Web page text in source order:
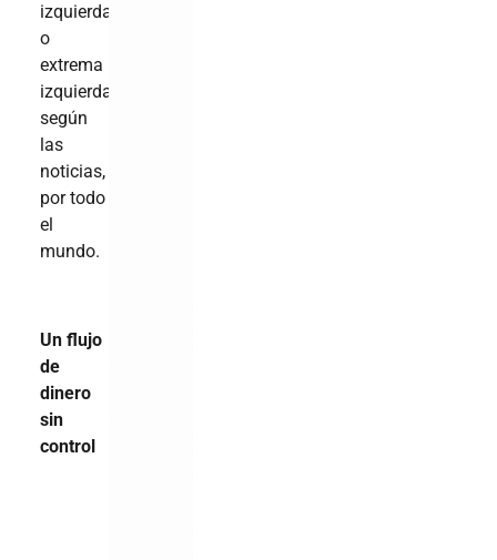
izquierda,
o
extrema
izquierda
según
las
noticias,
por todo
el
mundo.
Un flujo
de
dinero
sin
control